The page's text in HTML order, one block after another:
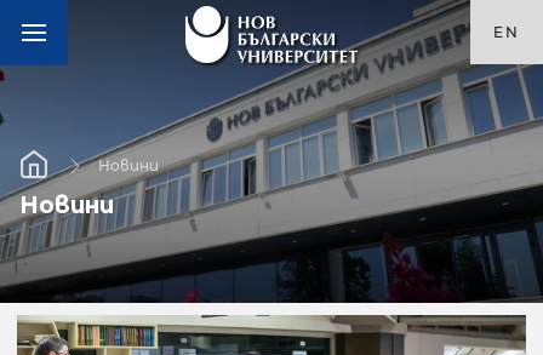
EN
Новини
Новини